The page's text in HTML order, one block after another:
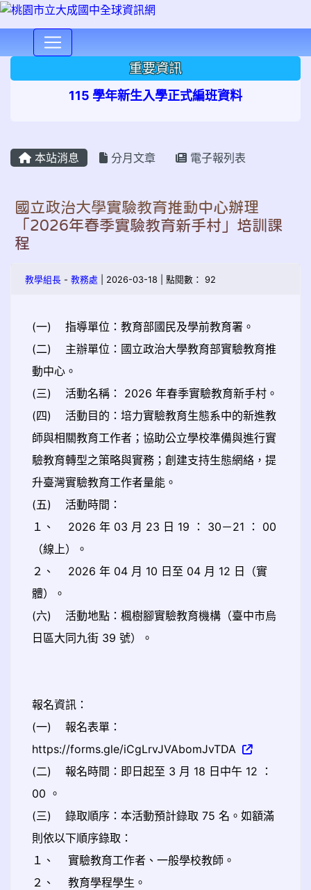
重要資訊
115 學年新生入學正式編班資料
本站消息 分月文章 電子報列表
國立政治大學實驗教育推動中心辦理
「2026年春季實驗教育新手村」培訓課
程
教學組長 - 教務處 | 2026-03-18 | 點閱數： 92
(一) 指導單位：教育部國民及學前教育署。
(二) 主辦單位：國立政治大學教育部實驗教育推
動中心。
(三) 活動名稱： 2026 年春季實驗教育新手村。
(四) 活動目的：培力實驗教育生態系中的新進教
師與相關教育工作者；協助公立學校準備與進行實
驗教育轉型之策略與實務；創建支持生態網絡，提
升臺灣實驗教育工作者量能。
(五) 活動時間：
１、 2026 年 03 月 23 日 19 ： 30－21 ： 00
（線上）。
２、 2026 年 04 月 10 日至 04 月 12 日（實
體）。
(六) 活動地點：楓樹腳實驗教育機構（臺中市烏
日區大同九街 39 號）。
報名資訊：
(一) 報名表單：
https://forms.gle/iCgLrvJVAbomJvTDA
(二) 報名時間：即日起至 3 月 18 日中午 12 ：
00 。
(三) 錄取順序：本活動預計錄取 75 名。如額滿
則依以下順序錄取：
１、 實驗教育工作者、一般學校教師。
２、 教育學程學生。